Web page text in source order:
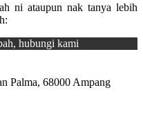
ni ataupun nak tanya lebih
hubungi kami
Palma, 68000 Ampang